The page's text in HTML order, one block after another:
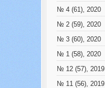
№ 4 (61), 2020
№ 2 (59), 2020
№ 3 (60), 2020
№ 1 (58), 2020
№ 12 (57), 2019
№ 11 (56), 2019